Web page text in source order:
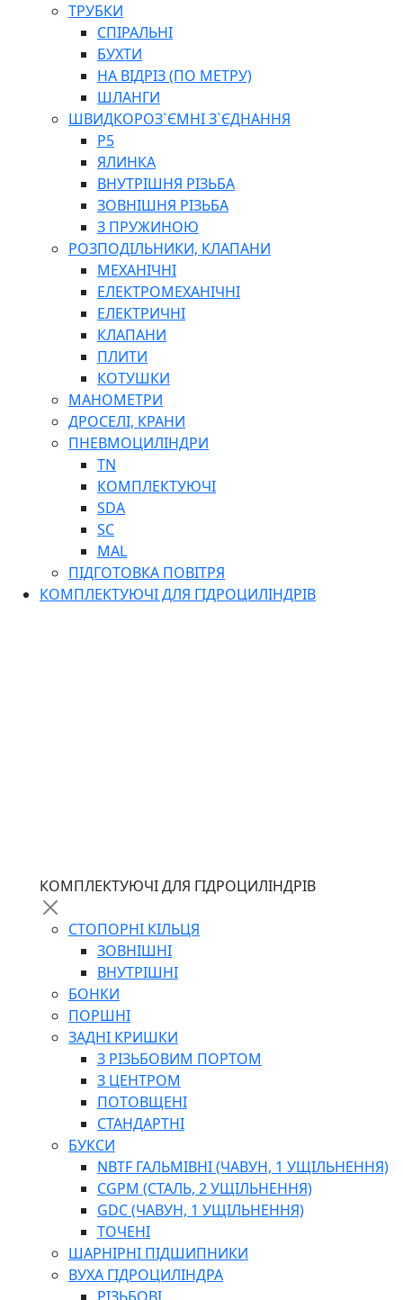
ТРУБКИ
СПІРАЛЬНІ
БУХТИ
НА ВІДРІЗ (ПО МЕТРУ)
ШЛАНГИ
ШВИДКОРОЗ`ЄМНІ З`ЄДНАННЯ
P5
ЯЛИНКА
ВНУТРІШНЯ РІЗЬБА
ЗОВНІШНЯ РІЗЬБА
З ПРУЖИНОЮ
РОЗПОДІЛЬНИКИ, КЛАПАНИ
МЕХАНІЧНІ
ЕЛЕКТРОМЕХАНІЧНІ
ЕЛЕКТРИЧНІ
КЛАПАНИ
ПЛИТИ
КОТУШКИ
МАНОМЕТРИ
ДРОСЕЛІ, КРАНИ
ПНЕВМОЦИЛІНДРИ
TN
КОМПЛЕКТУЮЧІ
SDA
SC
MAL
ПІДГОТОВКА ПОВІТРЯ
КОМПЛЕКТУЮЧІ ДЛЯ ГІДРОЦИЛІНДРІВ
КОМПЛЕКТУЮЧІ ДЛЯ ГІДРОЦИЛІНДРІВ
СТОПОРНІ КІЛЬЦЯ
ЗОВНІШНІ
ВНУТРІШНІ
БОНКИ
ПОРШНІ
ЗАДНІ КРИШКИ
З РІЗЬБОВИМ ПОРТОМ
З ЦЕНТРОМ
ПОТОВЩЕНІ
СТАНДАРТНІ
БУКСИ
NBTF ГАЛЬМІВНІ (ЧАВУН, 1 УЩІЛЬНЕННЯ)
CGPM (СТАЛЬ, 2 УЩІЛЬНЕННЯ)
GDC (ЧАВУН, 1 УЩІЛЬНЕННЯ)
ТОЧЕНІ
ШАРНІРНІ ПІДШИПНИКИ
ВУХА ГІДРОЦИЛІНДРА